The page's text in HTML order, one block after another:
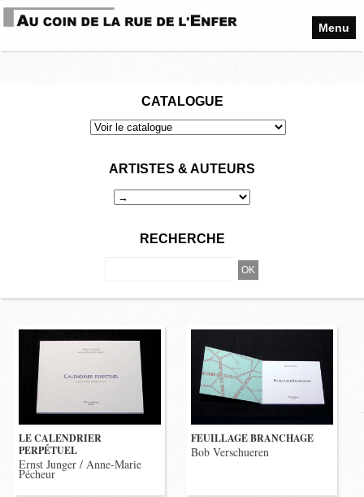
Menu
CATALOGUE
ARTISTES & AUTEURS
RECHERCHE
LE CALENDRIER
PERPÉTUEL
Ernst Junger / Anne-Marie
Pécheur
FEUILLAGE BRANCHAGE
Bob Verschueren